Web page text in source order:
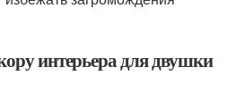
интерьера для двушки